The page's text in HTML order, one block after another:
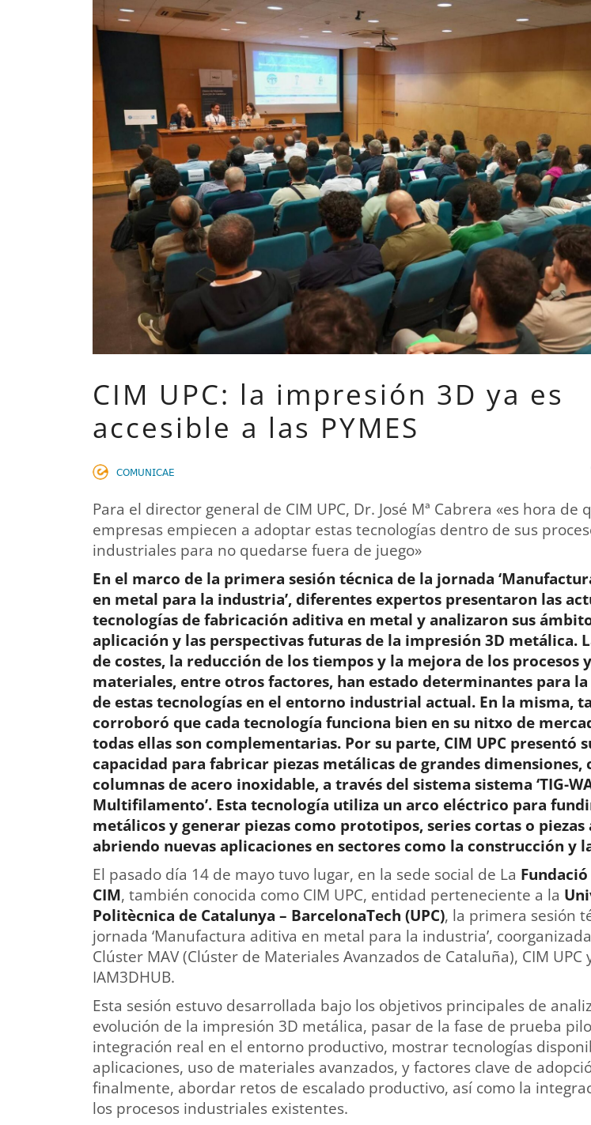
CIM UPC: la impresión 3D ya es
accesible a las PYMES
𝖢𝖮𝖬𝖴𝖭𝖨𝖢𝖠𝖤
Para el director general de CIM UPC, Dr. José Mª Cabrera «es hora de
empresas empiecen a adoptar estas tecnologías dentro de sus
industriales para no quedarse fuera de juego»
En el marco de la primera sesión técnica de la jornada
en metal para la industria’, diferentes expertos presentaron las
tecnologías de fabricación aditiva en metal y analizaron sus
aplicación y las perspectivas futuras de la impresión 3D metálica.
de costes, la reducción de los tiempos y la mejora de los procesos y
materiales, entre otros factores, han estado determinantes para
de estas tecnologías en el entorno industrial actual. En la misma,
corroboró que cada tecnología funciona bien en su nitxo de
todas ellas son complementarias. Por su parte, CIM UPC presentó
capacidad para fabricar piezas metálicas de grandes dimensiones,
columnas de acero inoxidable, a través del sistema sistema ‘TIG-
Multifilamento’. Esta tecnología utiliza un arco eléctrico para
metálicos y generar piezas como prototipos, series cortas o piezas
abriendo nuevas aplicaciones en sectores como la construcción y
El pasado día 14 de mayo tuvo lugar, en la sede social de La
CIM, también conocida como CIM UPC, entidad perteneciente a la
Politècnica de Catalunya – BarcelonaTech (UPC), la primera sesión
jornada ‘Manufactura aditiva en metal para la industria’,
Clúster MAV (Clúster de Materiales Avanzados de Cataluña), CIM UPC
IAM3DHUB.
Esta sesión estuvo desarrollada bajo los objetivos principales de
evolución de la impresión 3D metálica, pasar de la fase de prueba
integración real en el entorno productivo, mostrar tecnologías
aplicaciones, uso de materiales avanzados, y factores clave de
finalmente, abordar retos de escalado productivo, así como la
los procesos industriales existentes.